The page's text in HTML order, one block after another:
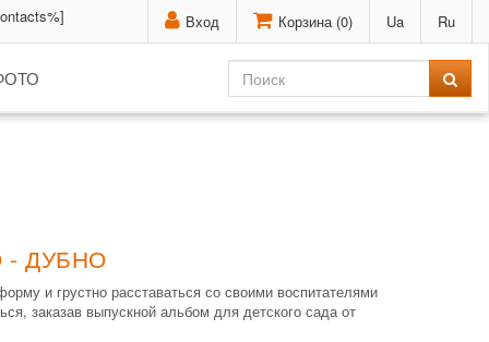
Вход Корзина (0) Ua Ru
- ДУБНО
и грустно расставаться со своими воспитателями
заказав выпускной альбом для детского сада от